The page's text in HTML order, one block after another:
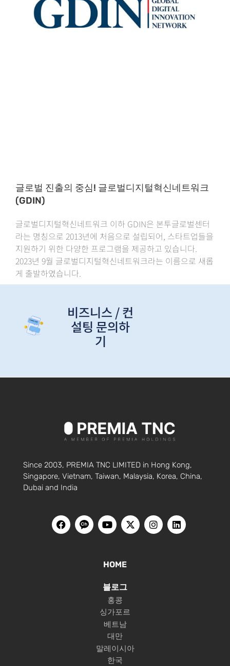
글로벌 진출의 중심! 글로벌디지털혁신네트워크
(GDIN)
글로벌디지털혁신네트워크 이하 GDIN은 본투글로벌센터
라는 명칭으로 2013년에 처음으로 설립되어, 스타트업들을
지원하기 위한 다양한 프로그램을 제공하고 있습니다.
2023년 9월 글로벌디지털혁신네트워크라는 이름으로 새롭
게 출발하였습니다.
비즈니스 / 컨
설팅 문의하
기
Since 2003, PREMIA TNC LIMITED in Hong Kong,
Singapore, Vietnam, Taiwan, Malaysia, Korea, China,
Dubai and India
HOME
블로그
홍콩
싱가포르
베트남
대만
말레이시아
한국